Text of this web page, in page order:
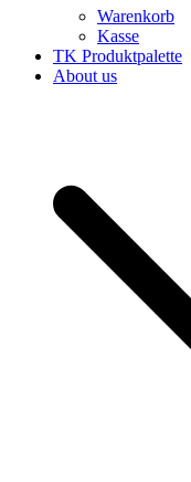
Warenkorb
Kasse
TK Produktpalette
About us